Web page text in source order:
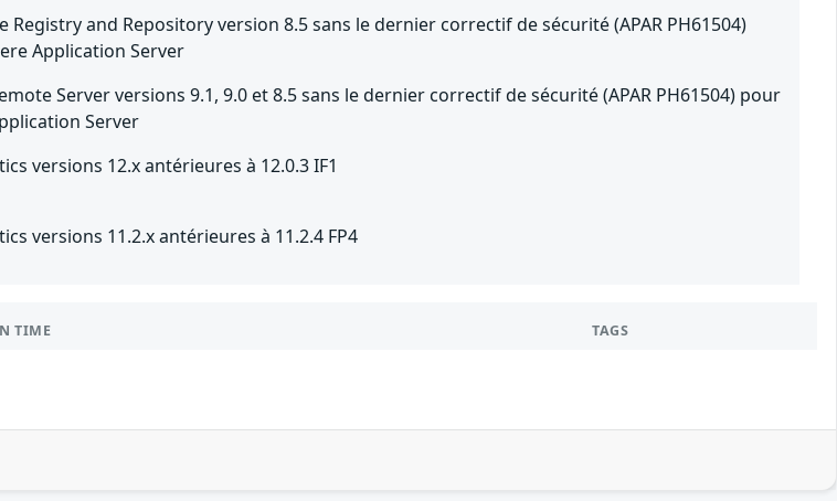
Registry and Repository version 8.5 sans le dernier correctif de sécurité (APAR PH61504)
Application Server
Server versions 9.1, 9.0 et 8.5 sans le dernier correctif de sécurité (APAR PH61504) pour
Server
versions 12.x antérieures à 12.0.3 IF1
versions 11.2.x antérieures à 11.2.4 FP4
TIME TAGS